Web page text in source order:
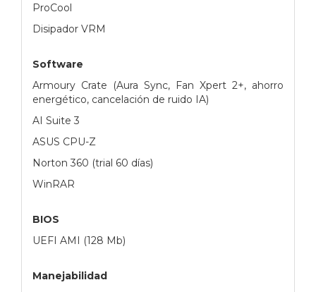
ProCool
Disipador VRM
Software
Armoury Crate (Aura Sync, Fan Xpert 2+, ahorro
energético, cancelación de ruido IA)
AI Suite 3
ASUS CPU-Z
Norton 360 (trial 60 días)
WinRAR
BIOS
UEFI AMI (128 Mb)
Manejabilidad